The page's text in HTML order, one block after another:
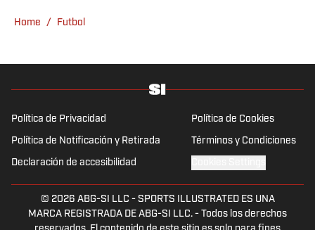
Home / Futbol
Política de Privacidad Política de Cookies
Política de Notificación y Retirada Términos y Condiciones
Declaración de accesibilidad
© 2026 ABG-SI LLC - SPORTS ILLUSTRATED ES UNA
MARCA REGISTRADA DE ABG-SI LLC. - Todos los derechos